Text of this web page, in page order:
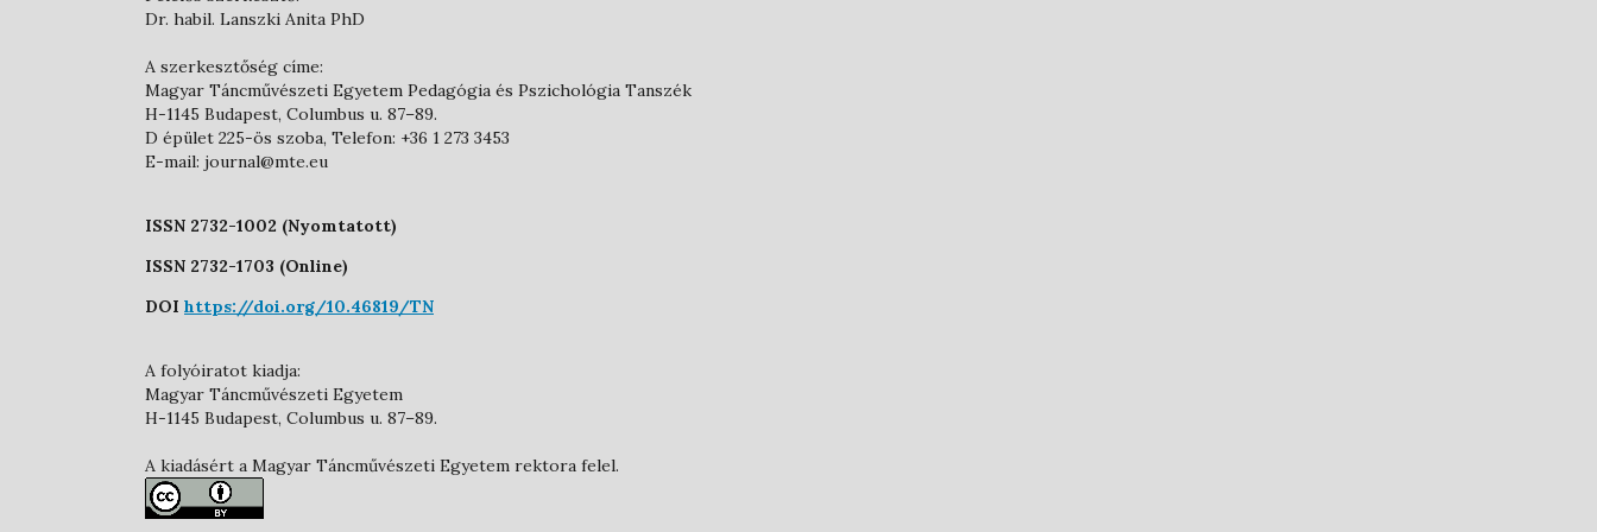
Dr. habil. Lanszki Anita PhD
A szerkesztőség címe:
Magyar Táncművészeti Egyetem Pedagógia és Pszichológia Tanszék
H-1145 Budapest, Columbus u. 87–89.
D épület 225-ös szoba, Telefon: +36 1 273 3453
E-mail: journal@mte.eu
ISSN 2732-1002 (Nyomtatott)
ISSN 2732-1703 (Online)
DOI https://doi.org/10.46819/TN
A folyóiratot kiadja:
Magyar Táncművészeti Egyetem
H-1145 Budapest, Columbus u. 87–89.
A kiadásért a Magyar Táncművészeti Egyetem rektora felel.